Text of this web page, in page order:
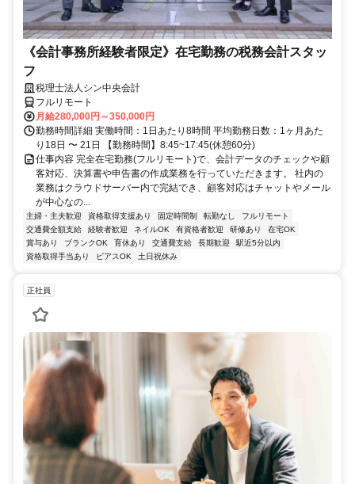
《会計事務所経験者限定》在宅勤務の税務会計スタッ
フ
税理士法人シン中央会計
フルリモート
月給280,000円～350,000円
勤務時間詳細 実働時間：1日あたり8時間 平均勤務日数：1ヶ月あた
り18日 〜 21日 【勤務時間】8:45~17:45(休憩60分)
仕事内容 完全在宅勤務(フルリモート)で、会計データのチェックや顧
客対応、決算書や申告書の作成業務を行っていただきます。 社内の
業務はクラウドサーバー内で完結でき、顧客対応はチャットやメール
が中心なの...
主婦・主夫歓迎 資格取得支援あり 固定時間制 転勤なし
フルリモート
交通費全額支給
経験者歓迎 ネイルOK 有資格者歓迎 研修あり
在宅OK
賞与あり
ブランクOK 育休あり 交通費支給 長期歓迎
駅近5分以内
資格取得手当あり
ピアスOK 土日祝休み
正社員